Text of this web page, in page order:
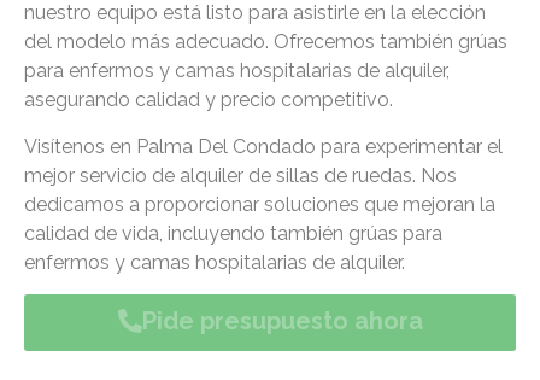
nuestro equipo está listo para asistirle en la elección
del modelo más adecuado. Ofrecemos también grúas
para enfermos y camas hospitalarias de alquiler,
asegurando calidad y precio competitivo.
Visítenos en Palma Del Condado para experimentar el
mejor servicio de alquiler de sillas de ruedas. Nos
dedicamos a proporcionar soluciones que mejoran la
calidad de vida, incluyendo también grúas para
enfermos y camas hospitalarias de alquiler.
Pide presupuesto ahora